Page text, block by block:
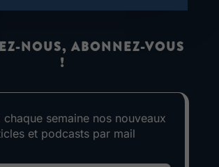
NOUS, ABONNEZ-VOUS
!
chaque semaine nos nouveaux
et podcasts par mail